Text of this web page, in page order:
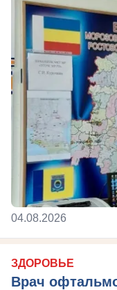
04.08.2026
ЗДОРОВЬЕ
Врач